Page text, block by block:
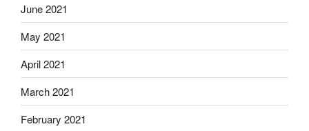
June 2021
May 2021
April 2021
March 2021
February 2021